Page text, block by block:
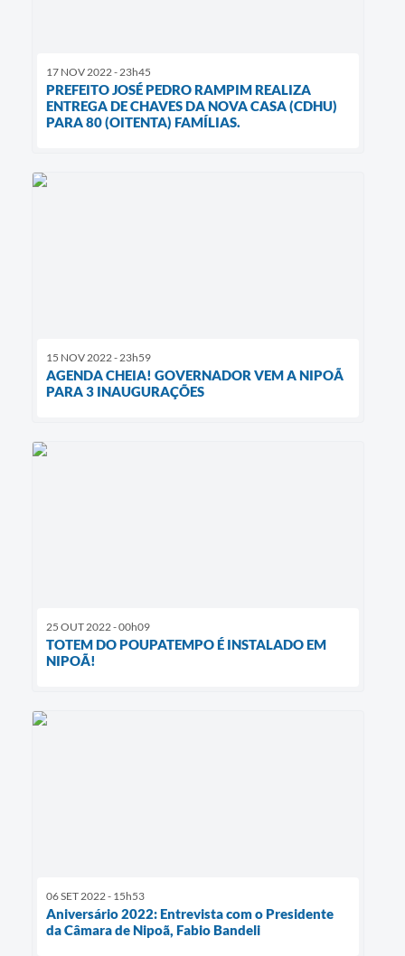
17 NOV 2022 - 23h45
PREFEITO JOSÉ PEDRO RAMPIM REALIZA
ENTREGA DE CHAVES DA NOVA CASA (CDHU)
PARA 80 (OITENTA) FAMÍLIAS.
15 NOV 2022 - 23h59
AGENDA CHEIA! GOVERNADOR VEM A NIPOÃ
PARA 3 INAUGURAÇÕES
25 OUT 2022 - 00h09
TOTEM DO POUPATEMPO É INSTALADO EM
NIPOÃ!
06 SET 2022 - 15h53
Aniversário 2022: Entrevista com o Presidente
da Câmara de Nipoã, Fabio Bandeli